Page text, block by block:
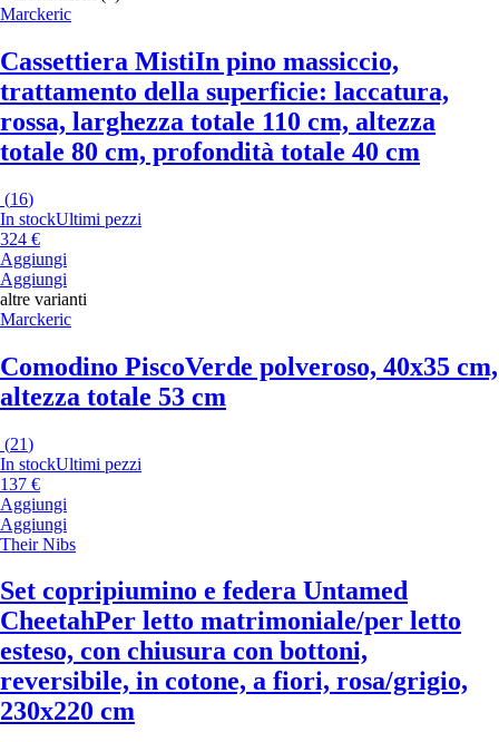
Marckeric
Cassettiera MistiIn pino massiccio,
trattamento della superficie: laccatura,
rossa, larghezza totale 110 cm, altezza
totale 80 cm, profondità totale 40 cm
(16)
In stockUltimi pezzi
324 €
Aggiungi
Aggiungi
altre varianti
Marckeric
Comodino PiscoVerde polveroso, 40x35 cm,
altezza totale 53 cm
(21)
In stockUltimi pezzi
137 €
Aggiungi
Aggiungi
Their Nibs
Set copripiumino e federa Untamed
CheetahPer letto matrimoniale/per letto
esteso, con chiusura con bottoni,
reversibile, in cotone, a fiori, rosa/grigio,
230x220 cm